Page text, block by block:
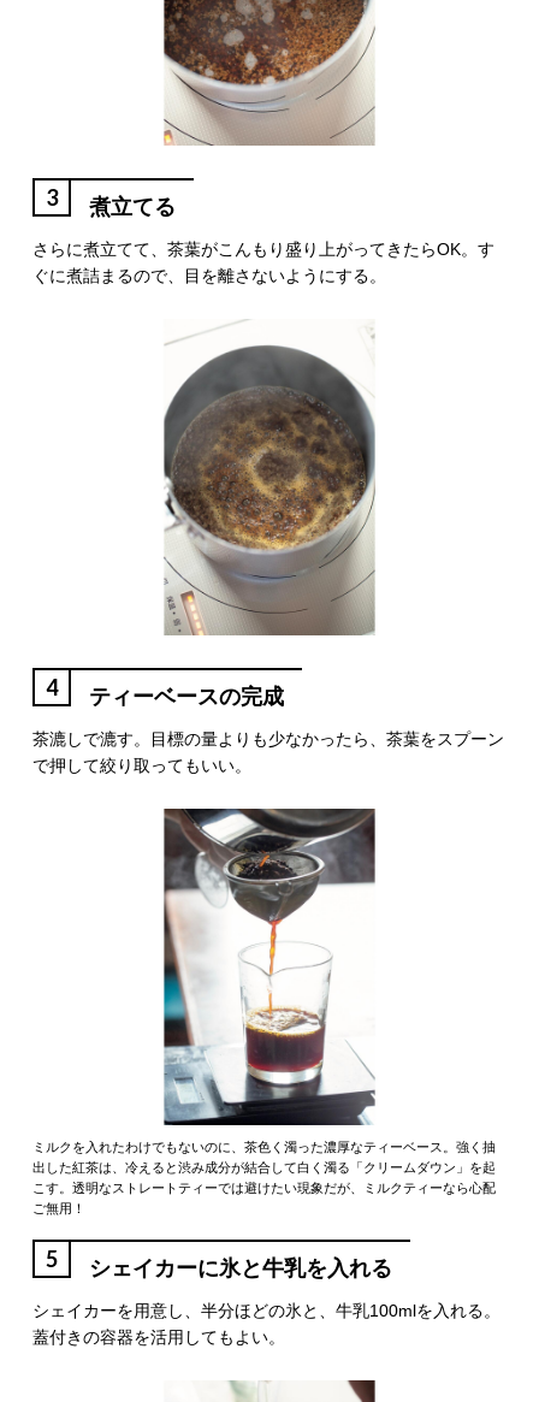
3 煮立てる
さらに煮立てて、茶葉がこんもり盛り上がってきたらOK。す
ぐに煮詰まるので、目を離さないようにする。
4 ティーベースの完成
茶漉しで漉す。目標の量よりも少なかったら、茶葉をスプーン
で押して絞り取ってもいい。
ミルクを入れたわけでもないのに、茶色く濁った濃厚なティーベース。強く抽
出した紅茶は、冷えると渋み成分が結合して白く濁る「クリームダウン」を起
こす。透明なストレートティーでは避けたい現象だが、ミルクティーなら心配
ご無用！
5 シェイカーに氷と牛乳を入れる
シェイカーを用意し、半分ほどの氷と、牛乳100mlを入れる。
蓋付きの容器を活用してもよい。